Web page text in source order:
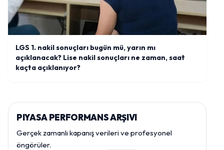
LGS 1. nakil sonuçları bugün mü, yarın mı
açıklanacak? Lise nakil sonuçları ne zaman, saat
kaçta açıklanıyor?
PIYASA PERFORMANS ARŞIVI
Gerçek zamanlı kapanış verileri ve profesyonel
öngörüler.